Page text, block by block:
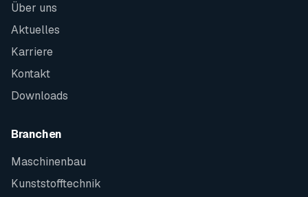
Über uns
Aktuelles
Karriere
Kontakt
Downloads
Branchen
Maschinenbau
Kunststofftechnik